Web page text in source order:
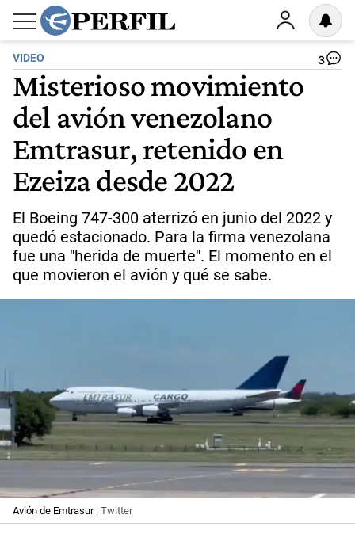
VIDEO 3
Misterioso movimiento
del avión venezolano
Emtrasur, retenido en
Ezeiza desde 2022
El Boeing 747-300 aterrizó en junio del 2022 y
quedó estacionado. Para la firma venezolana
fue una "herida de muerte". El momento en el
que movieron el avión y qué se sabe.
Avión de Emtrasur| Twitter